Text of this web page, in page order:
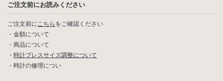
ご注文前にお読みください
ご注文前にこちら をご確認ください
・ 金額について
・ 商品について
・ 時計ブレスサイズ調整について
・ 時計の修理につい